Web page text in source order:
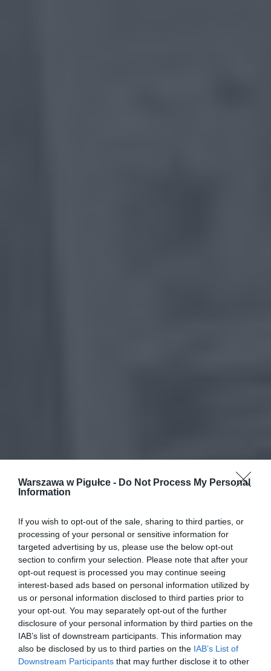
Warszawa w Pigułce - Do Not Process My Personal
Information
If you wish to opt-out of the sale, sharing to third parties, or
processing of your personal or sensitive information for
targeted advertising by us, please use the below opt-out
section to confirm your selection. Please note that after your
opt-out request is processed you may continue seeing
interest-based ads based on personal information utilized by
us or personal information disclosed to third parties prior to
your opt-out. You may separately opt-out of the further
disclosure of your personal information by third parties on the
IAB’s list of downstream participants. This information may
also be disclosed by us to third parties on the IAB’s List of
Downstream Participants that may further disclose it to other